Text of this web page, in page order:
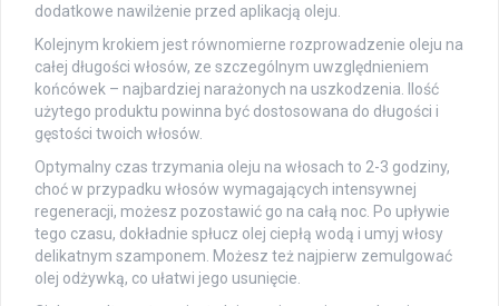
dodatkowe nawilżenie przed aplikacją oleju.
Kolejnym krokiem jest równomierne rozprowadzenie oleju na
całej długości włosów, ze szczególnym uwzględnieniem
końcówek – najbardziej narażonych na uszkodzenia. Ilość
użytego produktu powinna być dostosowana do długości i
gęstości twoich włosów.
Optymalny czas trzymania oleju na włosach to 2-3 godziny,
choć w przypadku włosów wymagających intensywnej
regeneracji, możesz pozostawić go na całą noc. Po upływie
tego czasu, dokładnie spłucz olej ciepłą wodą i umyj włosy
delikatnym szamponem. Możesz też najpierw zemulgować
olej odżywką, co ułatwi jego usunięcie.